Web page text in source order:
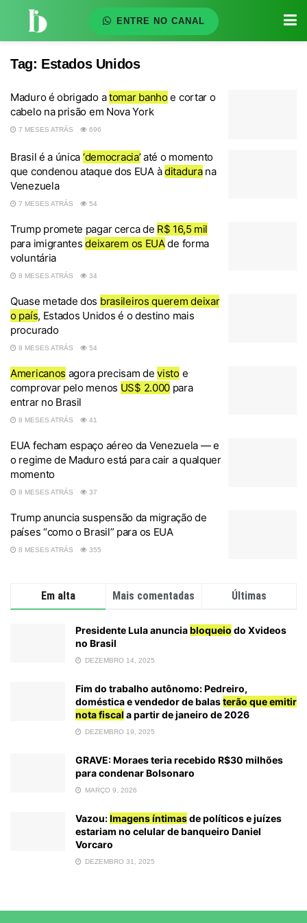
ENTRE NO CANAL
Tag: Estados Unidos
Maduro é obrigado atomar banhoe cortar o
cabelo na prisão em Nova York
7 MESES ATRÁS 696
Brasil é a única ‘democracia’até o momento
que condenou ataque dos EUA àditadurana
Venezuela
7 MESES ATRÁS 54
Trump promete pagar cerca de R$ 16,5 mil
para imigrantesdeixarem os EUAde forma
voluntária
8 MESES ATRÁS 34
Quase metade dos brasileiros querem deixar
o país, Estados Unidos é o destino mais
procurado
8 MESES ATRÁS 54
Americanos agora precisam devistoe
comprovar pelo menos US$ 2.000 para
entrar no Brasil
8 MESES ATRÁS 41
EUA fecham espaço aéreo da Venezuela — e
o regime de Maduro está para cair a qualquer
momento
8 MESES ATRÁS 37
Trump anuncia suspensão da migração de
países “como o Brasil” para os EUA
8 MESES ATRÁS 355
Em alta Mais comentadas Últimas
Presidente Lula anunciabloqueio do Xvideos
no Brasil
DEZEMBRO 14, 2025
Fim do trabalho autônomo: Pedreiro,
doméstica e vendedor de balasterão que emitir
nota fiscal a partir de janeiro de 2026
DEZEMBRO 19, 2025
GRAVE: Moraes teria recebido R$30 milhões
para condenar Bolsonaro
MARÇO 9, 2026
Vazou:Imagens íntimasde políticos e juízes
estariam no celular de banqueiro Daniel
Vorcaro
DEZEMBRO 31, 2025